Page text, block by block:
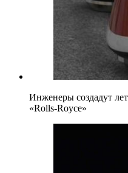
Инженеры создадут
«Rolls-Royce»